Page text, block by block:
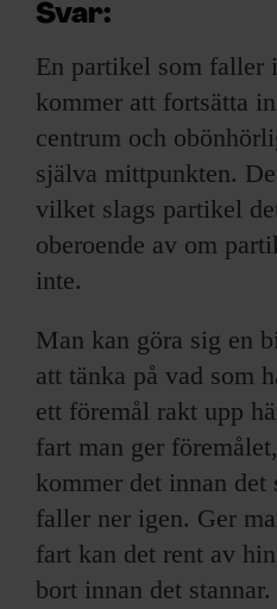
Svar:
En partikel som faller
kommer att fortsätta
centrum och
själva mittpunkten.
vilket slags partikel
oberoende av om
inte.
Man kan göra sig en
att tänka på vad som
ett föremål rakt upp
fart man ger
kommer det innan det
faller ner igen. Ger
fart kan det rent av
bort innan det